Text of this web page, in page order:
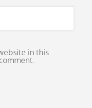
in this